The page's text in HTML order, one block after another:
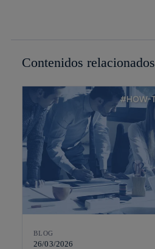
Contenidos relacionados
BLOG
26/03/2026